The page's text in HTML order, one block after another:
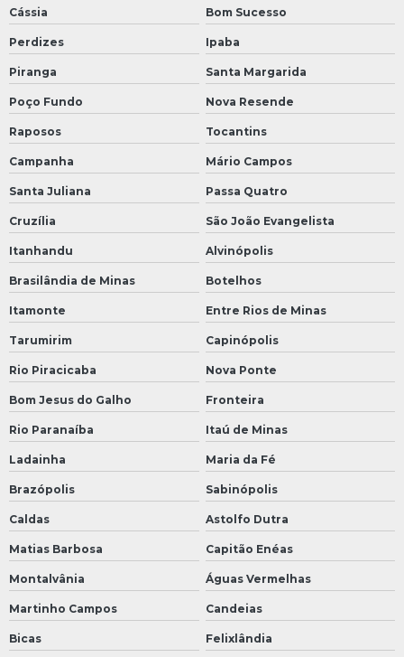
Cássia Bom Sucesso
Perdizes Ipaba
Piranga Santa Margarida
Poço Fundo Nova Resende
Raposos Tocantins
Campanha Mário Campos
Santa Juliana Passa Quatro
Cruzília São João Evangelista
Itanhandu Alvinópolis
Brasilândia de Minas Botelhos
Itamonte Entre Rios de Minas
Tarumirim Capinópolis
Rio Piracicaba Nova Ponte
Bom Jesus do Galho Fronteira
Rio Paranaíba Itaú de Minas
Ladainha Maria da Fé
Brazópolis Sabinópolis
Caldas Astolfo Dutra
Matias Barbosa Capitão Enéas
Montalvânia Águas Vermelhas
Martinho Campos Candeias
Bicas Felixlândia